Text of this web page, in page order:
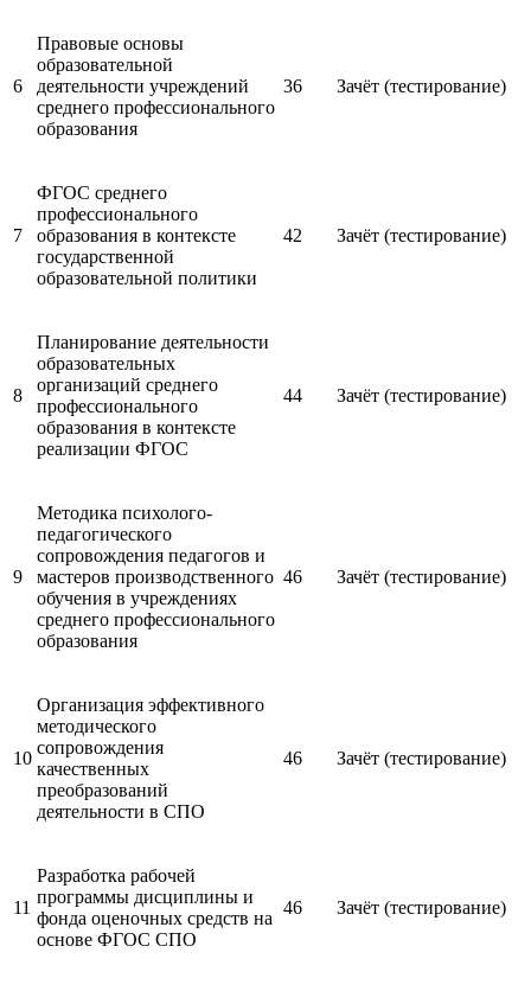
6
Правовые основы
образовательной
деятельности учреждений
среднего профессионального
образования
36 Зачёт (тестирование)
7
ФГОС среднего
профессионального
образования в контексте
государственной
образовательной политики
42 Зачёт (тестирование)
8
Планирование деятельности
образовательных
организаций среднего
профессионального
образования в контексте
реализации ФГОС
44 Зачёт (тестирование)
9
Методика психолого-
педагогического
сопровождения педагогов и
мастеров производственного
обучения в учреждениях
среднего профессионального
образования
46 Зачёт (тестирование)
10
Организация эффективного
методического
сопровождения
качественных
преобразований
деятельности в СПО
46 Зачёт (тестирование)
11
Разработка рабочей
программы дисциплины и
фонда оценочных средств на
основе ФГОС СПО
46 Зачёт (тестирование)